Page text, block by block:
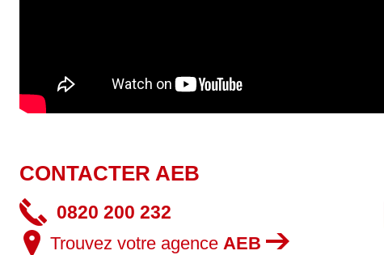
CONTACTER AEB
0820 200 232
Trouvez votre agence AEB